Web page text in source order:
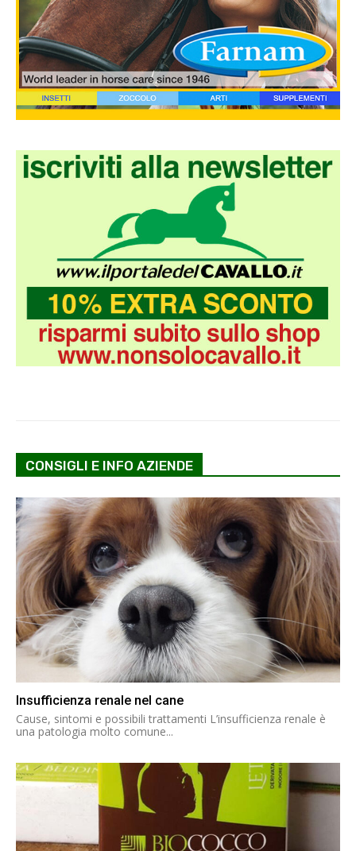
CONSIGLI E INFO AZIENDE
Insufficienza renale nel cane
Cause, sintomi e possibili trattamenti L’insufficienza renale è
una patologia molto comune...